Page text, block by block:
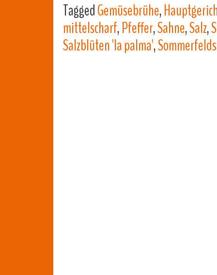
TaggedGemüsebrühe,
mittelscharf,Pfeffer,Sahne,Salz,
Salzblüten 'la palma',